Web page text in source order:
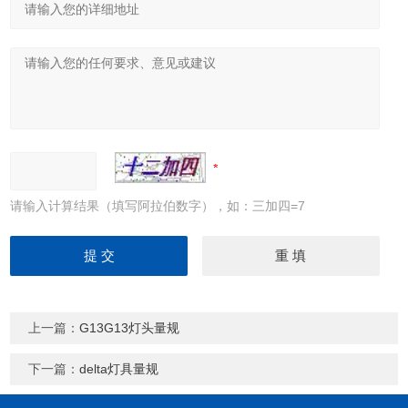
请输入计算结果（填写阿拉伯数字），如：三加四=7
上一篇：G13G13灯头量规
下一篇：delta灯具量规